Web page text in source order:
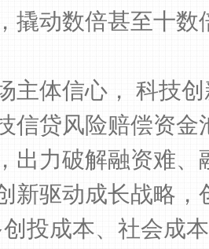
撬动数倍甚至十
主体信心， 科技
信贷风险赔偿资金
出力破解融资难
新驱动成长战略
投成本、社会成